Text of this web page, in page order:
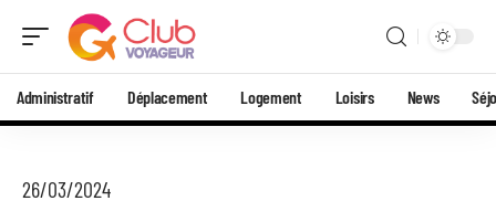
Administratif Déplacement Logement Loisirs News
26/03/2024